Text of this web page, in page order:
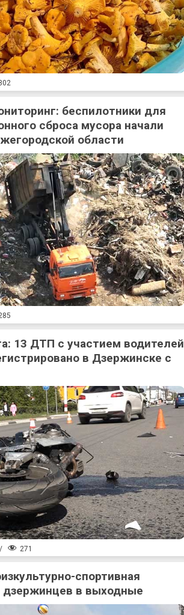
беспилотники для
сброса мусора начали
области
13 ДТП с участием водителей
в Дзержинске с
/ 271
спортивная
дзержинцев в выходные